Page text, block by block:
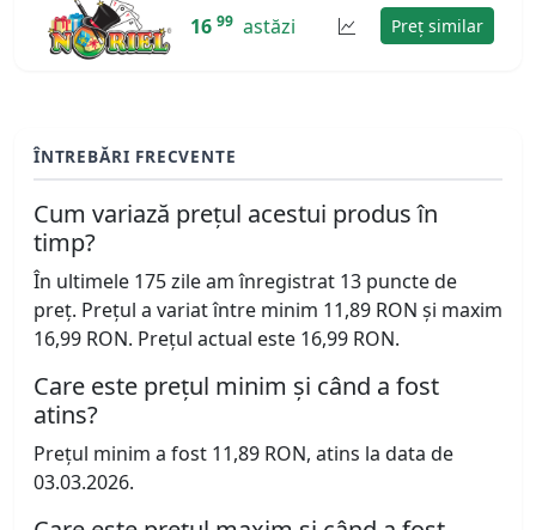
16 99 astăzi Preț similar
ÎNTREBĂRI FRECVENTE
Cum variază prețul acestui produs în
timp?
În ultimele 175 zile am înregistrat 13 puncte de
preț. Prețul a variat între minim 11,89 RON și maxim
16,99 RON. Prețul actual este 16,99 RON.
Care este prețul minim și când a fost
atins?
Prețul minim a fost 11,89 RON, atins la data de
03.03.2026.